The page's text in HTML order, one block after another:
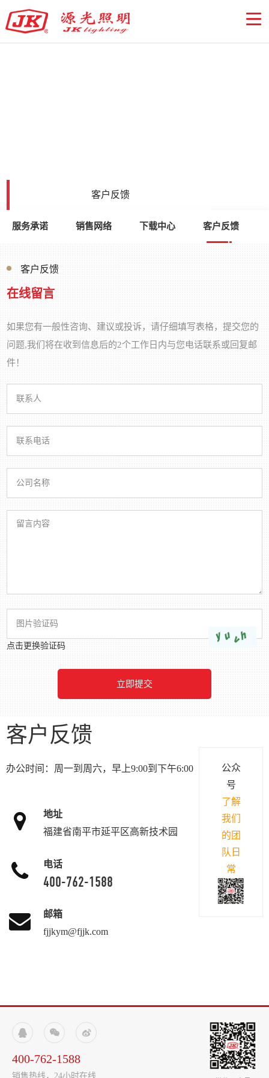
客户反馈
服务承诺 销售网络 下载中心 客户反馈
客户反馈
在线留言
如果您有一般性咨询、建议或投诉，请仔细填写表格，提交您的
问题,我们将在收到信息后的2个工作日内与您电话联系或回复邮
件！
点击更换验证码
客户反馈
办公时间：周一到周六，早上9:00到下午6:00
地址
福建省南平市延平区高新技术园
电话
400-762-1588
邮箱
fjjkym@fjjk.com
公众
号
了解
我们
的团
队日
常
  
400-762-1588
销售热线，24小时在线